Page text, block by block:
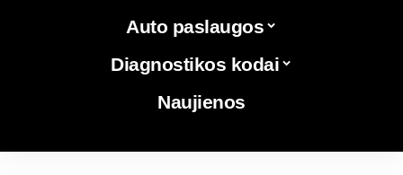
Auto paslaugos
Diagnostikos kodai
Naujienos